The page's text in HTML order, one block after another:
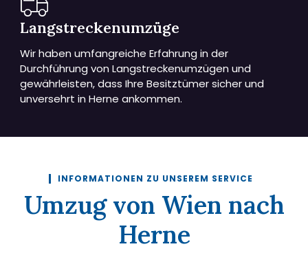
Langstreckenumzüge
Wir haben umfangreiche Erfahrung in der
Durchführung von Langstreckenumzügen und
gewährleisten, dass Ihre Besitztümer sicher und
unversehrt in Herne ankommen.
INFORMATIONEN ZU UNSEREM SERVICE
Umzug von Wien nach
Herne